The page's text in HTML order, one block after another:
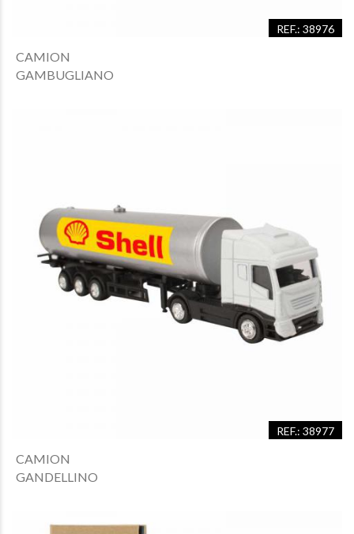
REF.: 38976
CAMION
GAMBUGLIANO
REF.: 38977
CAMION
GANDELLINO